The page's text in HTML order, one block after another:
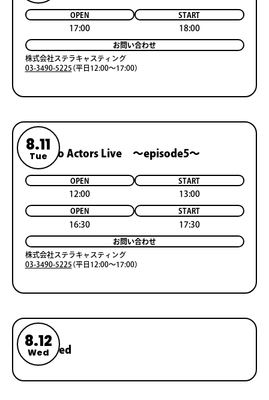
OPEN
17:00
START
18:00
お問い合わせ
株式会社ステラキャスティング
03-3490-5225 （平日12:00～17:00）
8.11
Tue
Horipro Actors Live ～episode5～
OPEN
12:00
START
13:00
OPEN
16:30
START
17:30
お問い合わせ
株式会社ステラキャスティング
03-3490-5225 （平日12:00～17:00）
8.12
Wed
Reserved